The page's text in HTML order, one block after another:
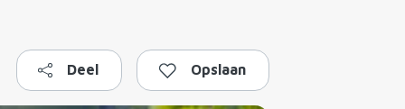
Deel Opslaan